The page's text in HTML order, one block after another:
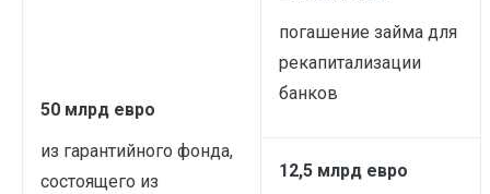
50 млрд евро
из гарантийного фонда,
состоящего из
погашение займа для
рекапитализации
банков
12,5 млрд евро